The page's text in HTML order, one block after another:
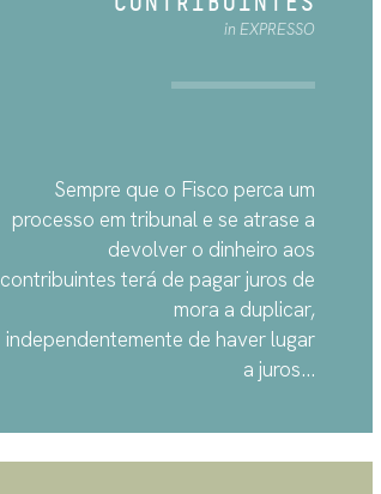
in EXPRESSO
Sempre que o Fisco perca um
processo em tribunal e se atrase a
devolver o dinheiro aos
contribuintes terá de pagar juros de
mora a duplicar,
independentemente de haver lugar
a juros...